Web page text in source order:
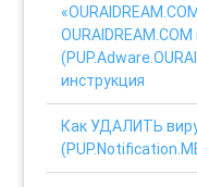
инструкция
Как УДАЛИТЬ